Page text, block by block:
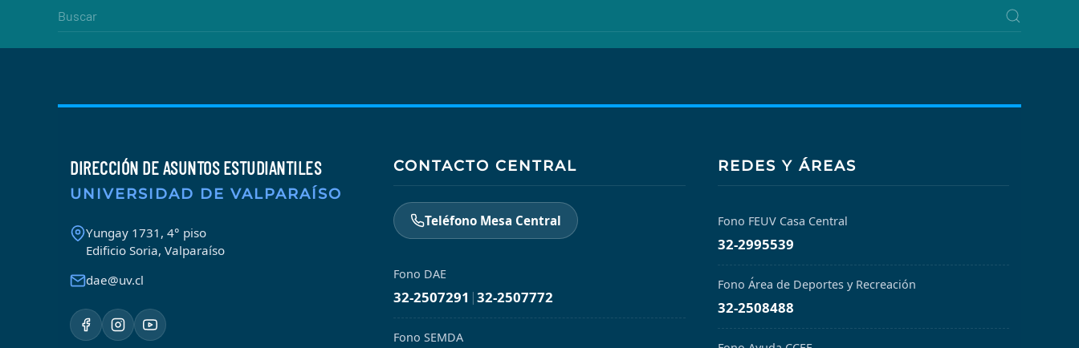
DIRECCIÓN DE ASUNTOS ESTUDIANTILES
UNIVERSIDAD DE VALPARAÍSO
Yungay 1731, 4° piso
Edificio Soria, Valparaíso
dae@uv.cl
CONTACTO CENTRAL
Teléfono Mesa Central
Fono DAE
32-2507291 |32-2507772
Fono SEMDA
REDES Y ÁREAS
Fono FEUV Casa Central
32-2995539
Fono Área de Deportes y Recreación
32-2508488